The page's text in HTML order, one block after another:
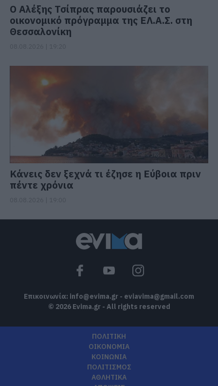
Ο Αλέξης Τσίπρας παρουσιάζει το
οικονομικό πρόγραμμα της ΕΛ.Α.Σ. στη
Θεσσαλονίκη
Κάνεις δεν ξεχνά τι έζησε η Εύβοια πριν
πέντε χρόνια
Επικοινωνία: info@evima.gr - eviavima@gmail.com
© 2026 Evima.gr - All rights reserved
ΠΟΛΙΤΙΚΗ
ΟΙΚΟΝΟΜΙΑ
ΚΟΙΝΩΝΙΑ
ΠΟΛΙΤΙΣΜΟΣ
ΑΘΛΗΤΙΚΑ